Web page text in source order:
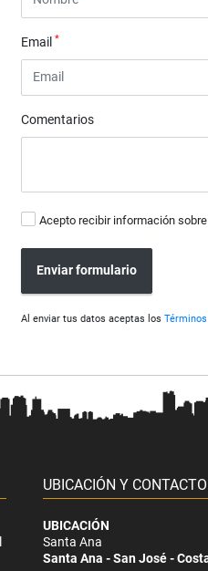
Email*
Comentarios
Acepto recibir información
Enviar formulario
Al enviar tus datos aceptas los
UBICACIÓN Y CONTACTO
UBICACIÓN
Santa Ana
Santa Ana - San José -